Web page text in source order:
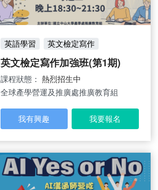
英語學習 英文檢定寫作
英文檢定寫作加強班(第1期)
課程狀態： 熱烈招生中
全球產學營運及推廣處推廣教育組
我有興趣 我要報名